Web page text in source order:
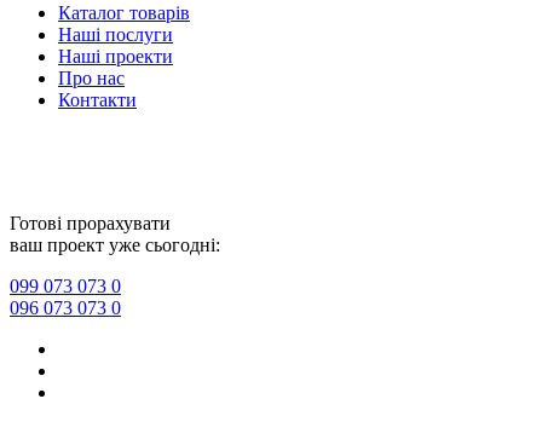
Каталог товарів
Наші послуги
Наші проекти
Про нас
Контакти
Готові прорахувати
ваш проект уже сьогодні:
099 073 073 0
096 073 073 0